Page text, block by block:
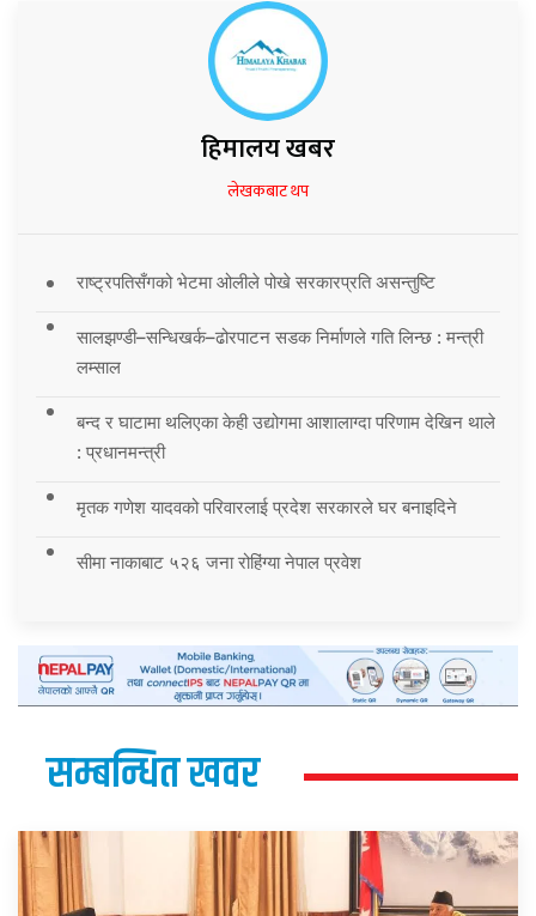
हिमालय खबर
लेखकबाट थप
राष्ट्रपतिसँगको भेटमा ओलीले पोखे सरकारप्रति असन्तुष्टि
सालझण्डी–सन्धिखर्क–ढोरपाटन सडक निर्माणले गति लिन्छ : मन्त्री
लम्साल
बन्द र घाटामा थलिएका केही उद्योगमा आशालाग्दा परिणाम देखिन थाले
: प्रधानमन्त्री
मृतक गणेश यादवको परिवारलाई प्रदेश सरकारले घर बनाइदिने
सीमा नाकाबाट ५२६ जना रोहिंग्या नेपाल प्रवेश
सम्बन्धित खवर